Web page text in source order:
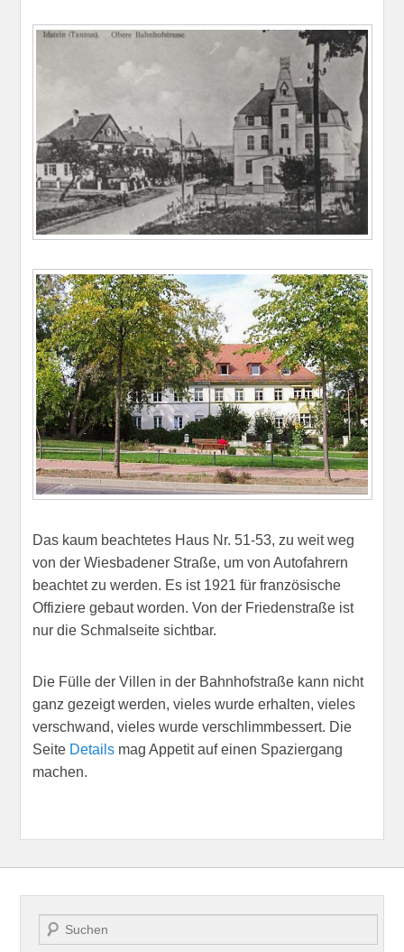
Das kaum beachtetes Haus Nr. 51-53, zu weit weg
von der Wiesbadener Straße, um von Autofahrern
beachtet zu werden. Es ist 1921 für französische
Offiziere gebaut worden. Von der Friedenstraße ist
nur die Schmalseite sichtbar.
Die Fülle der Villen in der Bahnhofstraße kann nicht
ganz gezeigt werden, vieles wurde erhalten, vieles
verschwand, vieles wurde verschlimmbessert. Die
Seite Details mag Appetit auf einen Spaziergang
machen.
Suche